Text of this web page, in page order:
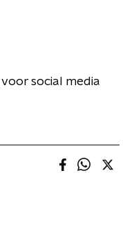
voor social media